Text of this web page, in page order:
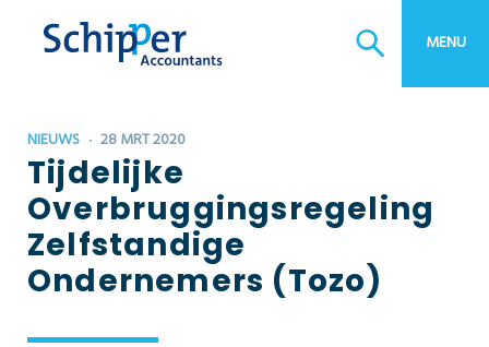
MENU
NIEUWS 28 MRT 2020
Tijdelijke
Overbruggingsregeling
Zelfstandige
Ondernemers (Tozo)